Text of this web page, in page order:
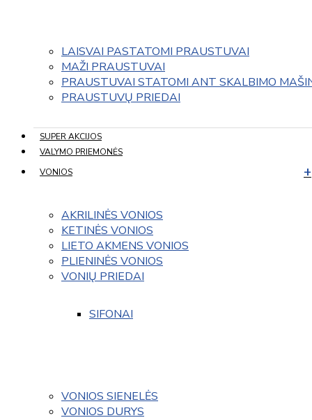
LAISVAI PASTATOMI PRAUSTUVAI
MAŽI PRAUSTUVAI
PRAUSTUVAI STATOMI ANT SKALBIMO
PRAUSTUVŲ PRIEDAI
SUPER AKCIJOS
VALYMO PRIEMONĖS
VONIOS
AKRILINĖS VONIOS
KETINĖS VONIOS
LIETO AKMENS VONIOS
PLIENINĖS VONIOS
VONIŲ PRIEDAI
SIFONAI
VONIOS SIENELĖS
VONIOS DURYS